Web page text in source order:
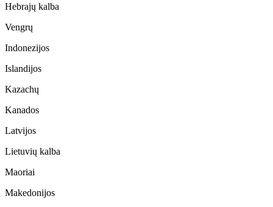
Hebrajų kalba
Vengrų
Indonezijos
Islandijos
Kazachų
Kanados
Latvijos
Lietuvių kalba
Maoriai
Makedonijos